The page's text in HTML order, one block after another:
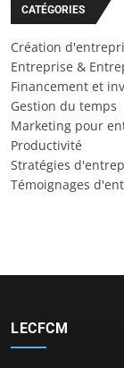
CATÉGORIES
Création
Entreprise &
Financement et
Gestion du temps
Marketing pour
Productivité
Stratégies
Témoignages
LECFCM